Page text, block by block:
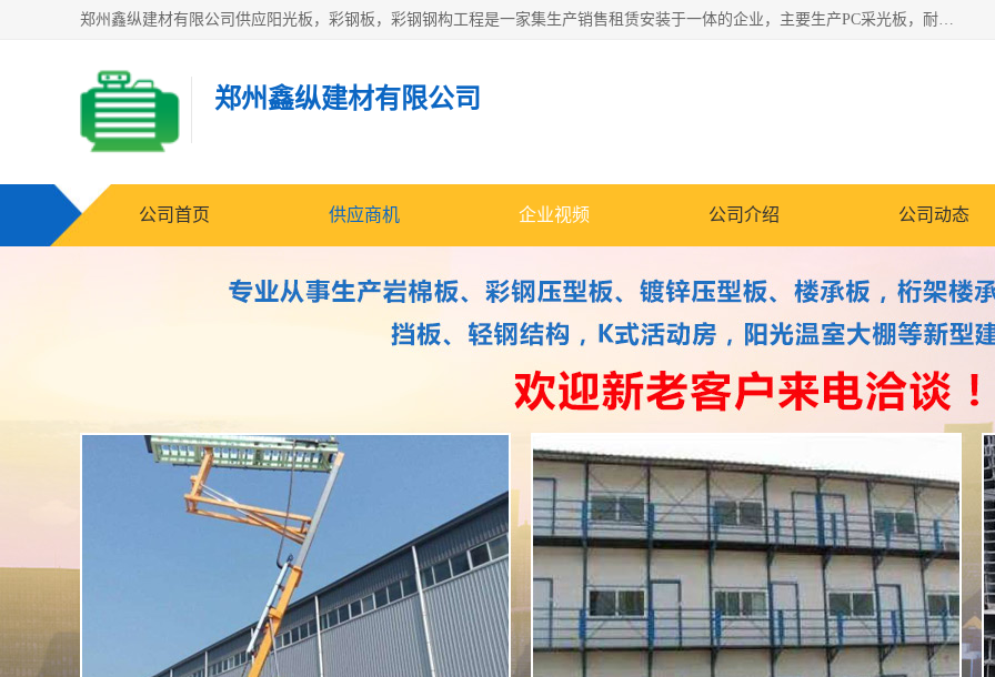
郑州鑫纵建材有限公司供应阳光板，彩钢板，彩钢钢构工程是一家集生产销售租赁安装于一体的企业，主要生产PC采光板，耐力板，仿古琉璃采光板，岩棉板、彩钢压型板、镀锌压型板、桁架楼承板，C、Z型钢檩条、围挡板、轻钢结构，阳光温室大棚等新型建材产品。公司旗下有多台移动式高空压瓦机租赁，承接全国各地业务，专业对外租赁各种型号压瓦机。
郑州鑫纵建材有限公司
公司首页 供应商机 企业视频 公司介绍 公司动态